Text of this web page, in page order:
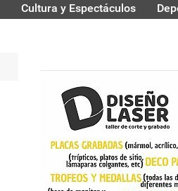
Cultura y Espectáculos